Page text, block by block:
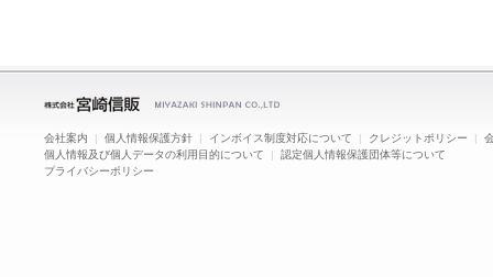
会社案内 | 個人情報保護方針 | インボイス制度対応について | クレジットポリシー |
個人情報及び個人データの利用目的について | 認定個人情報保護団体等について
プライバシーポリシー